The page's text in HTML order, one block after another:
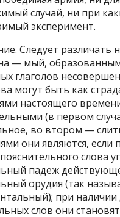
случай, ни при
эксперимент.
Следует различать
— мый,
глаголов
могут быть как
настоящего
(в первом
во втором —
они являются, если
слова
падеж
орудия (так
при наличии
слов они